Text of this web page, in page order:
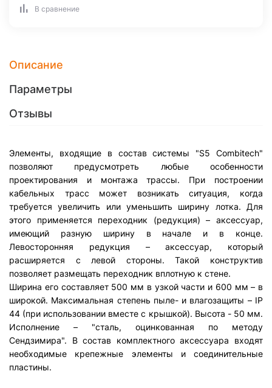
В сравнение
Описание
Параметры
Отзывы
Элементы, входящие в состав системы "S5 Combitech"
позволяют предусмотреть любые особенности
проектирования и монтажа трассы. При построении
кабельных трасс может возникать ситуация, когда
требуется увеличить или уменьшить ширину лотка. Для
этого применяется переходник (редукция) – аксессуар,
имеющий разную ширину в начале и в конце.
Левосторонняя редукция – аксессуар, который
расширяется с левой стороны. Такой конструктив
позволяет размещать переходник вплотную к стене.
Ширина его составляет 500 мм в узкой части и 600 мм – в
широкой. Максимальная степень пыле- и влагозащиты – IP
44 (при использовании вместе с крышкой). Высота - 50 мм.
Исполнение – "сталь, оцинкованная по методу
Сендзимира". В состав комплектного аксессуара входят
необходимые крепежные элементы и соединительные
пластины.